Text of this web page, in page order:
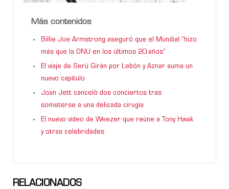
Más contenidos
Billie Joe Armstrong aseguró que el Mundial “hizo
más que la ONU en los últimos 20 años”
El viaje de Serú Girán por Lebón y Aznar suma un
nuevo capítulo
Joan Jett canceló dos conciertos tras
someterse a una delicada cirugía
El nuevo video de Weezer que reúne a Tony Hawk
y otras celebridades
RELACIONADOS